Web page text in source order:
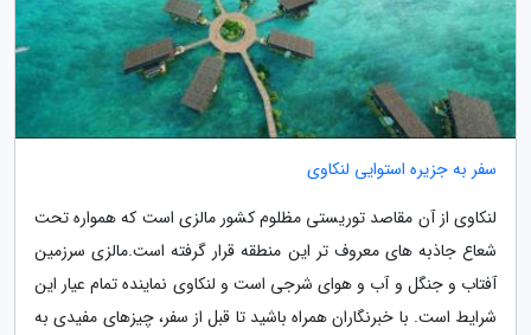
سفر به جزیره استوایی لنکاوی
لنکاوی از آن مقاصد توریستی مظلوم کشور مالزی است که همواره تحت
شعاع جاذبه های معروف تر این منطقه قرار گرفته است.مالزی سرزمین
آفتاب و جنگل و آب و هوای شرجی است و لنکاوی نماینده تمام عیار این
شرایط است. با خبرنگاران همراه باشید تا قبل از سفر، چیزهای مفیدی به